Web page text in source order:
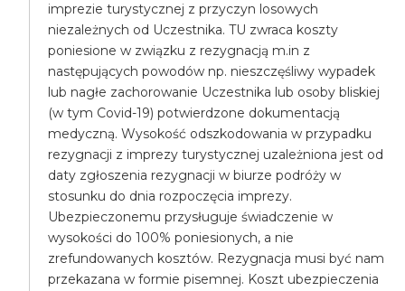
imprezie turystycznej z przyczyn losowych
niezależnych od Uczestnika. TU zwraca koszty
poniesione w związku z rezygnacją m.in z
następujących powodów np. nieszczęśliwy wypadek
lub nagłe zachorowanie Uczestnika lub osoby bliskiej
(w tym Covid-19) potwierdzone dokumentacją
medyczną. Wysokość odszkodowania w przypadku
rezygnacji z imprezy turystycznej uzależniona jest od
daty zgłoszenia rezygnacji w biurze podróży w
stosunku do dnia rozpoczęcia imprezy.
Ubezpieczonemu przysługuje świadczenie w
wysokości do 100% poniesionych, a nie
zrefundowanych kosztów. Rezygnacja musi być nam
przekazana w formie pisemnej. Koszt ubezpieczenia